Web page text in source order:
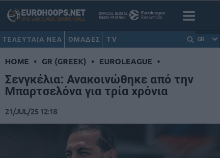
ΤΕΛΕΥΤΑΙΑ ΝΕΑ ΟΜΑΔΕΣ TV GR
HOME • GR (GREEK) • EUROLEAGUE •
Σενγκέλια: Ανακοινώθηκε από την
Μπαρτσελόνα για τρία χρόνια
21/JUL/25 12:18